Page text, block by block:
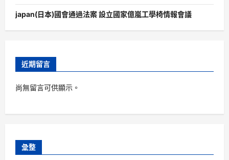
japan(日本)國會通過法案 設立國家億嵐工學椅情報會議
近期留言
尚無留言可供顯示。
彙整